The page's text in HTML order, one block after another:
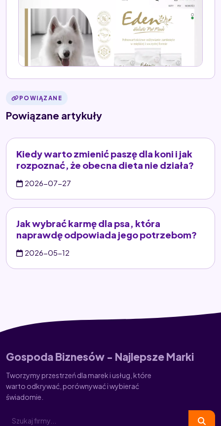
POWIĄZANE
Powiązane artykuły
Kiedy warto zmienić paszę dla koni i jak
rozpoznać, że obecna dieta nie działa?
2026-07-27
Jak wybrać karmę dla psa, która
naprawdę odpowiada jego potrzebom?
2026-05-12
Gospoda Biznesów - Najlepsze Marki
Tworzymy przestrzeń dla marek i usług, które
warto odkrywać, porównywać i wybierać
świadomie.